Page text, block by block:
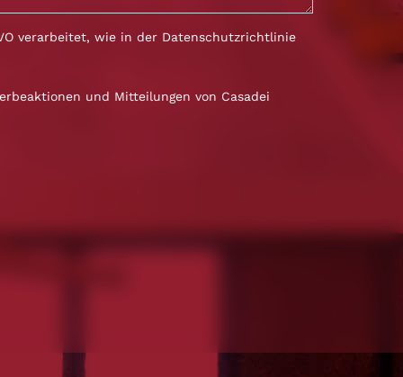
verarbeitet, wie in der Datenschutzrichtlinie
und Mitteilungen von Casadei